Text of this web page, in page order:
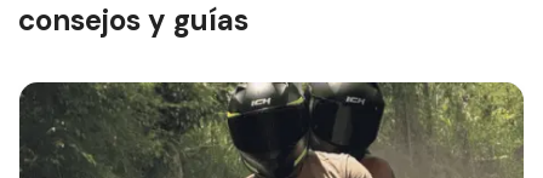
consejos y guías